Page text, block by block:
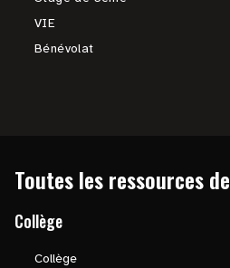
VIE
Bénévolat
Toutes les ressources de
Collège
Collège